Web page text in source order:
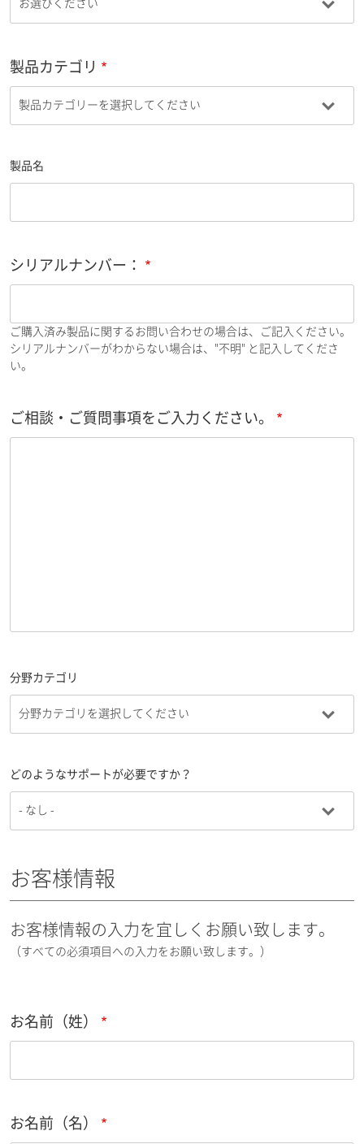
製品カテゴリ
製品名
シリアルナンバー：
ご購入済み製品に関するお問い合わせの場合は、ご記入ください。
シリアルナンバーがわからない場合は、"不明" と記入してくださ
い。
ご相談・ご質問事項をご入力ください。
分野カテゴリ
どのようなサポートが必要ですか？
お客様情報
お客様情報の入力を宜しくお願い致します。
（すべての必須項目への入力をお願い致します。）
お名前（姓）
お名前（名）